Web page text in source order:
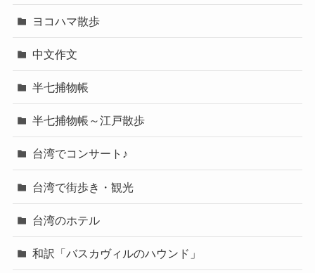
ヨコハマ散歩
中文作文
半七捕物帳
半七捕物帳～江戸散歩
台湾でコンサート♪
台湾で街歩き・観光
台湾のホテル
和訳「バスカヴィルのハウンド」